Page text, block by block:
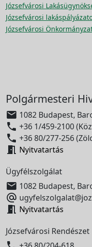
Józsefvárosi
Józsefvárosi
Józsefvárosi
Polgármesteri
 1082 Budapest,
 +36 1/459-2100
 +36 80/277-256
 Nyitvatartás
Ügyfélszolgálat
 1082 Budapest,

 Nyitvatartás
Józsefvárosi Rendészet